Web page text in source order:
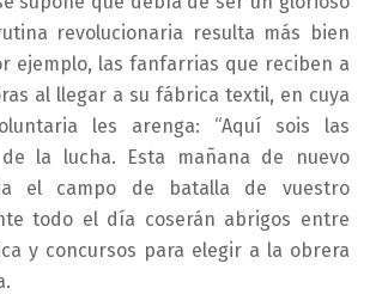
revolucionaria resulta más bien
ejemplo, las fanfarrias que reciben a
al llegar a su fábrica textil, en cuya
les arenga: “Aquí sois las
la lucha. Esta mañana de nuevo
el campo de batalla de vuestro
todo el día coserán abrigos entre
y concursos para elegir a la obrera